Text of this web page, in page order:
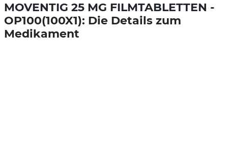
MOVENTIG 25 MG FILMTABLETTEN -
OP100(100X1): Die Details zum
Medikament